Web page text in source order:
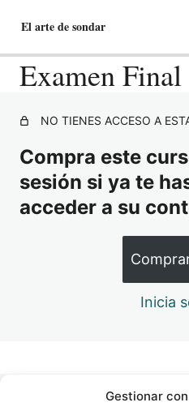
Gestionar
El arte de sondar
Examen Final
NO TIENES ACCESO A
Compra este
sesión si ya te
acceder a su
Inicia
Siguiente
1 Tema – Anatomía
8 lecciones, 1 cuestionario
2 Tema –
8 lecciones, 1 cuestionario
3 Tema – Hiperplasia
4 Tema – Estenosis de
6 Tema –